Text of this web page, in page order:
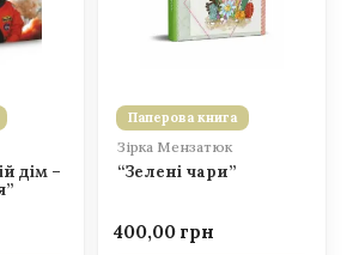
дім –
Паперова книга
Зірка Мензатюк
“Зелені чари”
400,00